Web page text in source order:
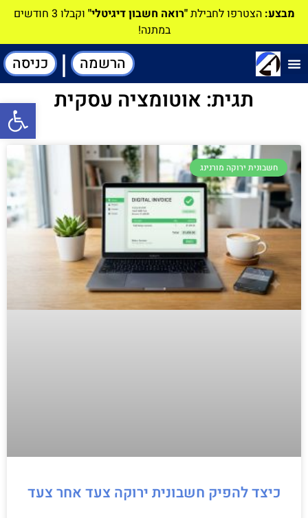
מבצע: הצטרפו לחבילת"רואה חשבון דיגיטלי"
וקבלו 3 חודשים
במתנה!
הרשמה | כניסה
תגית: אוטומציה עסקית
חשבונית ירוקה מורנינג
כיצד להפיק חשבונית ירוקה צעד אחר צעד
פתח